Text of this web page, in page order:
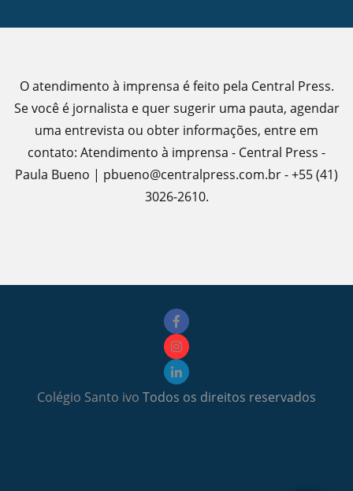
O atendimento à imprensa é feito pela Central Press.
Se você é jornalista e quer sugerir uma pauta, agendar
uma entrevista ou obter informações, entre em
contato: Atendimento à imprensa - Central Press -
Paula Bueno | pbueno@centralpress.com.br - +55 (41)
3026-2610.
Colégio Santo ivo Todos os direitos reservados